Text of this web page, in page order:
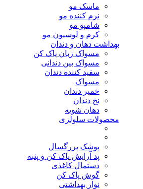
ماسک مو
نرم کننده مو
شامپو مو
کرم و لوسیون مو
بهداشت دهان و دندان
مسواک زبان پاک کن
مسواک بین دندانی
سفید کننده دندان
مسواک
خمیر دندان
نخ دندان
دهان شویه
محصولات سلولزی
پوشک بزرگسال
پد آرایش پاک کن و پنبه
دستمال کاغذی
گوش پاک کن
نوار بهداشتی